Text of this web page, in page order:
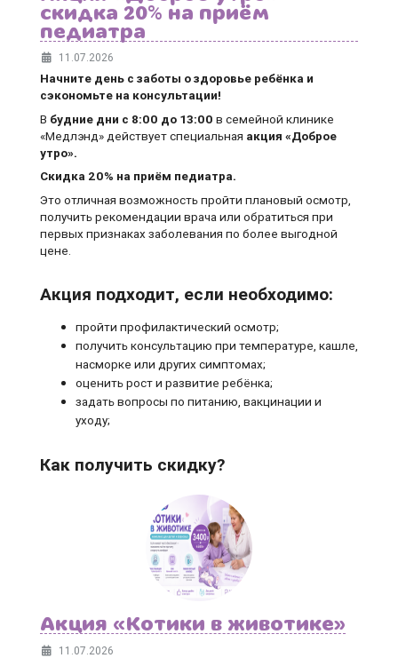
скидка 20% на приём
педиатра
11.07.2026
Начните день с заботы о здоровье ребёнка и
сэкономьте на консультации!
В будние дни с 8:00 до 13:00 в семейной клинике
«Медлэнд» действует специальная акция «Доброе
утро».
Скидка 20% на приём педиатра.
Это отличная возможность пройти плановый осмотр,
получить рекомендации врача или обратиться при
первых признаках заболевания по более выгодной
цене.
Акция подходит, если необходимо:
пройти профилактический осмотр;
получить консультацию при температуре, кашле,
насморке или других симптомах;
оценить рост и развитие ребёнка;
задать вопросы по питанию, вакцинации и
уходу;
Как получить скидку?
Акция «Котики в животике»
11.07.2026